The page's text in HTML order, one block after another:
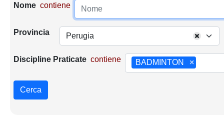
Nome contiene
Provincia Perugia
Discipline Praticate contiene ×
BADMINTON
Cerca